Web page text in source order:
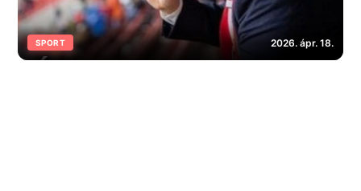
SPORT 2026. ápr. 18.